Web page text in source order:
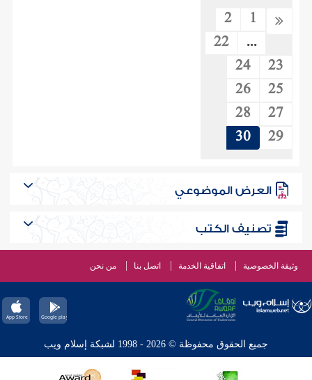
1
2
...
22
23
24
25
26
27
28
29
30
العرض الموضوعي
تصنيف الكتب
وثيقة الخصوصية اتفاقية الخدمة اتصل بنا من نحن
جميع الحقوق محفوظة © 2026 - 1998 لشبكة إسلام ويب